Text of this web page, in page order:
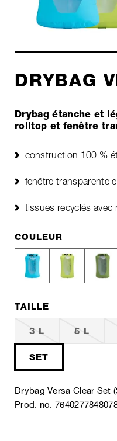
DRYBAG
Drybag étanche et
rolltop et fenêtre
construction 100 %
fenêtre transparente
tissues recyclés avec
COULEUR
TAILLE
3 L 5 L
SET
Drybag Versa Clear Set
Prod. no.